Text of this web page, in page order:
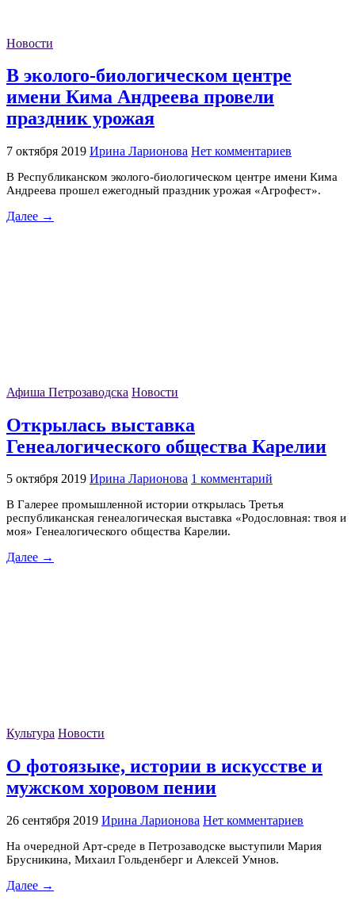
Новости
В эколого-биологическом центре
имени Кима Андреева провели
праздник урожая
7 октября 2019 Ирина Ларионова Нет комментариев
В Республиканском эколого-биологическом центре имени Кима
Андреева прошел ежегодный праздник урожая «Агрофест».
Далее →
Афиша Петрозаводска Новости
Открылась выставка
Генеалогического общества Карелии
5 октября 2019 Ирина Ларионова 1 комментарий
В Галерее промышленной истории открылась Третья
республиканская генеалогическая выставка «Родословная: твоя и
моя» Генеалогического общества Карелии.
Далее →
Культура Новости
О фотоязыке, истории в искусстве и
мужском хоровом пении
26 сентября 2019 Ирина Ларионова Нет комментариев
На очередной Арт-среде в Петрозаводске выступили Мария
Брусникина, Михаил Гольденберг и Алексей Умнов.
Далее →